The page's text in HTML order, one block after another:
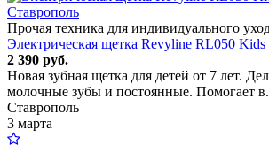
Прочая техника для индивидуального
Электрическая щетка Revyline RL050 Kids
2 390 руб.
Новая зубная щетка для детей от 7 лет.
молочные зубы и постоянные. Помогает
Ставрополь
3 марта